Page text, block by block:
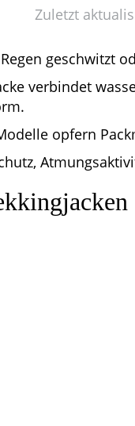
Zuletzt
geschwitzt
verbindet
opfern